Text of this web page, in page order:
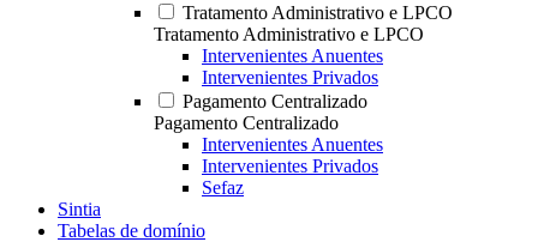
Tratamento Administrativo e LPCO
Tratamento Administrativo e LPCO
Intervenientes Anuentes
Intervenientes Privados
Pagamento Centralizado
Pagamento Centralizado
Intervenientes Anuentes
Intervenientes Privados
Sefaz
Sintia
Tabelas de domínio